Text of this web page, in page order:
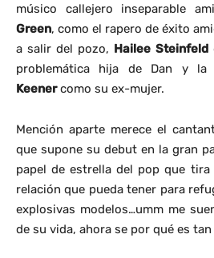
músico callejero inseparable
Green, como el rapero de éxito
a salir del pozo, Hailee Steinfeld
problemática hija de Dan y la
Keenercomo su ex-mujer.
Mención aparte merece el
que supone su debut en la gran
papel de estrella del pop que
relación que pueda tener para
explosivas modelos…umm me
de su vida, ahora se por qué es